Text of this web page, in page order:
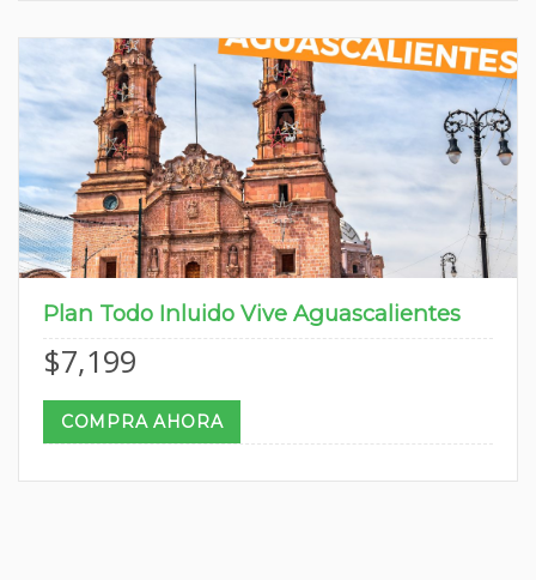
Plan Todo Inluido Vive Aguascalientes
$7,199
COMPRA AHORA